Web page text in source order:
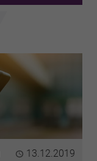
Publiziert
13.12.2019